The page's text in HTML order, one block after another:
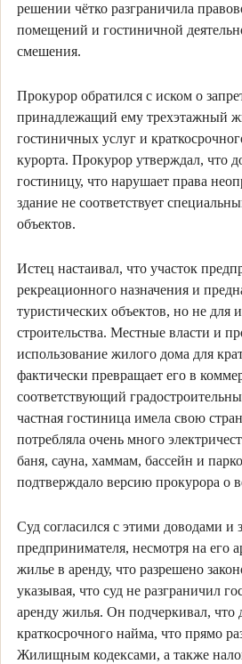
решении чётко разграничила
помещений и гостиничной
смешения.
Прокурор обратился с иском о
принадлежащий ему трехэтажный
гостиничных услуг и
курорта. Прокурор утверждал, что
гостиницу, что нарушает права
здание не соответствует
объектов.
Истец настаивал, что участок
рекреационного назначения и
туристических объектов, но не
строительства. Местные власти и
использование жилого дома для
фактически превращает его в
соответствующий
частная гостиница имела свою
потребляла очень много
баня, сауна, хаммам, бассейн и
подтверждало версию прокурора о
Суд согласился с этими доводами и
предпринимателя, несмотря на его
жилье в аренду, что разрешено
указывая, что суд не разграничил
аренду жилья. Он подчеркивал, что
краткосрочного найма, что прямо
Жилищным кодексами, а также